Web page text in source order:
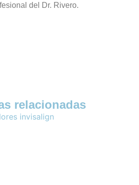
del Dr. Rivero.
relacionadas